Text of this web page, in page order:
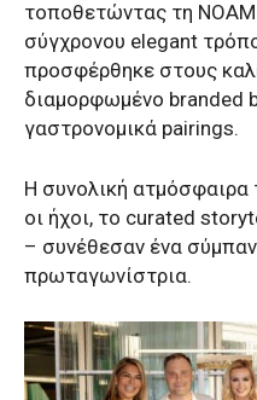
τοποθετώντας τη
σύγχρονου elegant
προσφέρθηκε στους
διαμορφωμένο branded
γαστρονομικά pairings.
Η συνολική
οι ήχοι, το curated
– συνέθεσαν ένα
πρωταγωνίστρια.